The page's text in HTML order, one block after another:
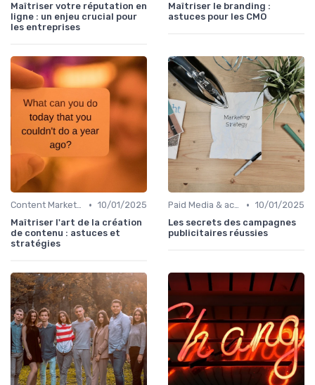
Maîtriser votre réputation en
ligne : un enjeu crucial pour
les entreprises
Maîtriser le branding :
astuces pour les CMO
Content Marketing & SEO • 10/01/2025
Maîtriser l'art de la création
de contenu : astuces et
stratégies
Paid Media & acquisition multicanale • 10/01/2025
Les secrets des campagnes
publicitaires réussies